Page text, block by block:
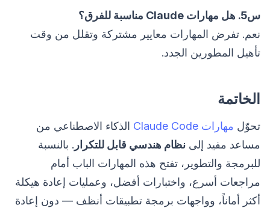
س5. هل مهارات Claude مناسبة للفرق؟
نعم. تفرض المهارات معايير مشتركة وتقلل من وقت
تأهيل المطورين الجدد.
الخاتمة
تحوّل مهارات Claude Code
الذكاء الاصطناعي من
مساعد مفيد إلى نظام هندسي قابل للتكرار . بالنسبة
للبرمجة والتطوير، تفتح هذه المهارات الباب أمام
مراجعات أسرع، واختبارات أفضل، وعمليات إعادة هيكلة
أكثر أماناً، وواجهات برمجة تطبيقات أنظف — دون إعادة